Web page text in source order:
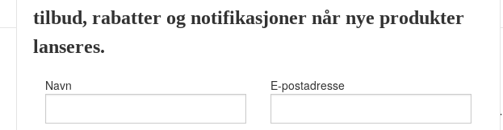
Kjøpsbetingelser
tilbud, rabatter og notifikasjoner når nye produkter
lanseres.
Navn E-postadresse